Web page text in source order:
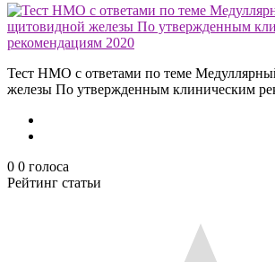
Тест НМО с ответами по теме
железы По утвержденным клиническим
0 0 голоса
Рейтинг статьи